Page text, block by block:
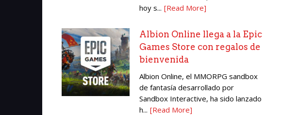
hoy s... [Read More]
Albion Online llega a la Epic
Games Store con regalos de
bienvenida
Albion Online, el MMORPG sandbox
de fantasía desarrollado por
Sandbox Interactive, ha sido lanzado
h... [Read More]